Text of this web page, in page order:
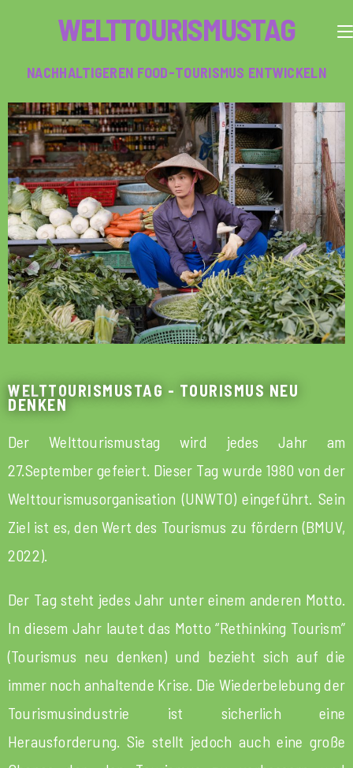
WELTTOURISMUSTAG
NACHHALTIGEREN FOOD-TOURISMUS ENTWICKELN
WELTTOURISMUSTAG - TOURISMUS NEU
DENKEN
Der Welttourismustag wird jedes Jahr am
27.September gefeiert. Dieser Tag wurde 1980 von der
Welttourismusorganisation (UNWTO) eingeführt. Sein
Ziel ist es, den Wert des Tourismus zu fördern (BMUV,
2022).
Der Tag steht jedes Jahr unter einem anderen Motto.
In diesem Jahr lautet das Motto “Rethinking Tourism”
(Tourismus neu denken) und bezieht sich auf die
immer noch anhaltende Krise. Die Wiederbelebung der
Tourismusindustrie ist sicherlich eine
Herausforderung. Sie stellt jedoch auch eine große